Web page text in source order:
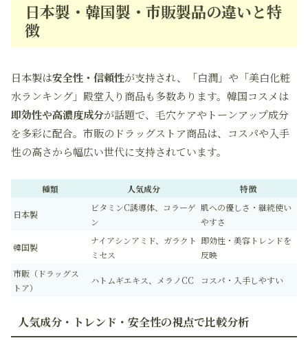
日本製・韓国製・市販製品の違いと特
徴
日本製は安全性・信頼性が支持され、「白潤」や「美白化粧
水ランキング」殿堂入り商品も多数あります。韓国コスメは
即効性や高濃度成分が話題で、毛穴ケアやトーンアップ成分
を多彩に配合。市販のドラッグストア商品は、コスパや入手
性の高さから幅広い世代に支持されています。
種類 人気成分 特徴
日本製
ビタミンC誘導体、コラーゲ
ン
肌への優しさ・継続使い
やすさ
韓国製
ナイアシンアミド、ガラクト
ミセス
即効性・美容トレンドを
反映
市販（ドラッグス
トア）
ハトムギエキス、メラノCC コスパ・入手しやすい
人気成分・トレンド・安全性の視点で比較分析